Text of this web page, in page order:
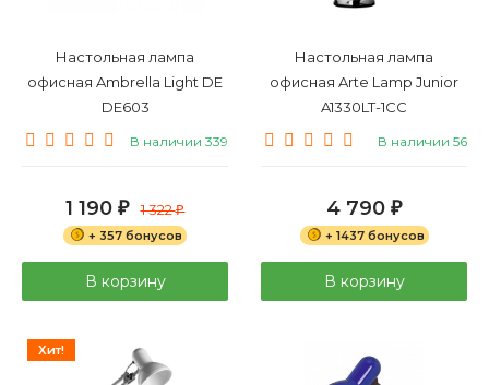
Настольная лампа
офисная Ambrella Light DE
DE603
В наличии 339
1 190 ₽ 1 322₽
+ 357 бонусов
В корзину
Настольная лампа
офисная Arte Lamp Junior
A1330LT-1CC
В наличии 56
4 790 ₽
+ 1437 бонусов
В корзину
Хит!